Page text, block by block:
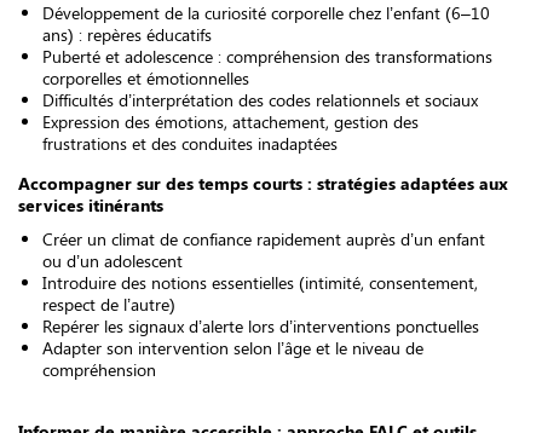
Développement de la curiosité corporelle chez l’enfant (6–10
ans) : repères éducatifs
Puberté et adolescence : compréhension des transformations
corporelles et émotionnelles
Difficultés d’interprétation des codes relationnels et sociaux
Expression des émotions, attachement, gestion des
frustrations et des conduites inadaptées
Accompagner sur des temps courts : stratégies adaptées aux
services itinérants
Créer un climat de confiance rapidement auprès d’un enfant
ou d’un adolescent
Introduire des notions essentielles (intimité, consentement,
respect de l’autre)
Repérer les signaux d’alerte lors d’interventions ponctuelles
Adapter son intervention selon l’âge et le niveau de
compréhension